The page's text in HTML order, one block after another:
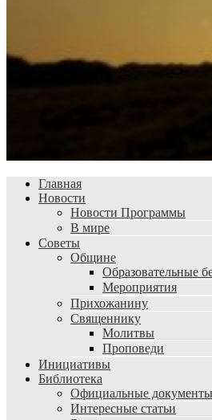
Главная
Новости
Новости Программы
В мире
Советы
Общине
Образовательные
Мероприятия
Прихожанину
Священнику
Молитвы
Проповеди
Инициативы
Библиотека
Официальные документы
Интересные статьи